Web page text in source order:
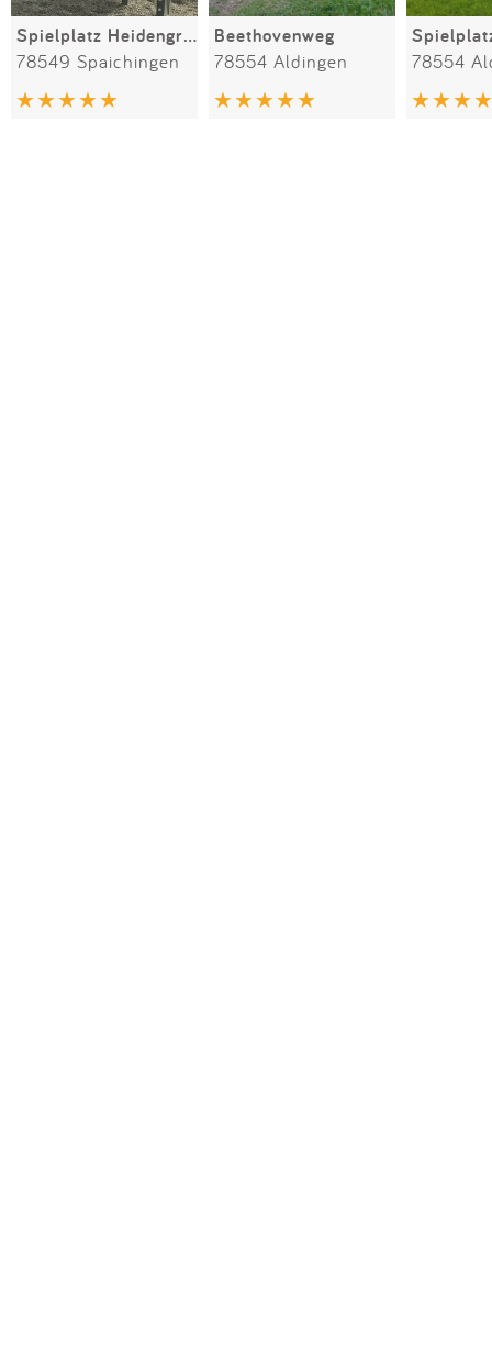
Spielplatz Heidengraben
78549 Spaichingen
Beethovenweg
78554 Aldingen 78554